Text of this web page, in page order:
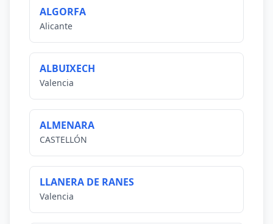
ALGORFA
Alicante
ALBUIXECH
Valencia
ALMENARA
CASTELLÓN
LLANERA DE RANES
Valencia